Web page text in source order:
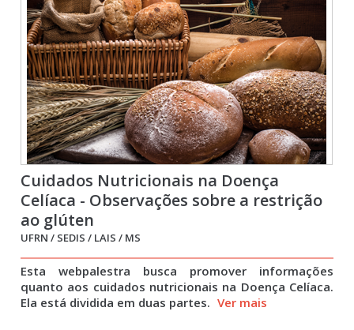
Cuidados Nutricionais na Doença
Celíaca - Observações sobre a restrição
ao glúten
UFRN / SEDIS / LAIS / MS
Esta webpalestra busca promover informações
quanto aos cuidados nutricionais na Doença Celíaca.
Ela está dividida em duas partes. Ver mais